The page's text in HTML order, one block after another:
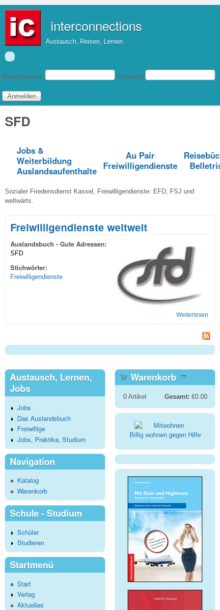
interconnections
Austausch, Reisen, Lernen
Benutzeranmeldung
Benutzername Passwort
SFD
Jobs &
Weiterbildung
Auslandsaufenthalte
Au Pair
Freiwilligendienste
Sozialer Friedensdienst Kassel, Freiwilligendienste: EFD, FSJ und
weltwärts.
Freiwilligendienste weltweit
Auslandsbuch - Gute Adressen:
SFD
Stichwörter:
Freiwilligendienste
Weiterlesen
Austausch, Lernen,
Jobs
Jobs
Das Auslandsbuch
Freiwillige
Jobs, Praktika, Studium
Navigation
Katalog
Warenkorb
Schule - Studium
Schüler
Studieren
Startmenü
Start
Verlag
Aktuelles
Warenkorb
0Artikel Gesamt: €0.00
Billig wohnen gegen Hilfe